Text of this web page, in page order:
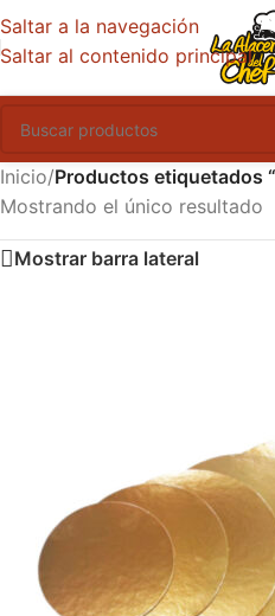
Saltar a la navegación
Saltar al contenido principal
Inicio/Productos etiquetados
Mostrando el único resultado
Mostrar barra lateral